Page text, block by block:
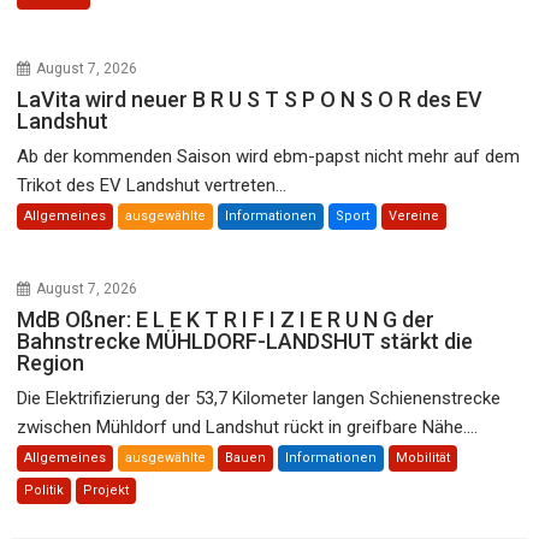
August 7, 2026
LaVita wird neuer B R U S T S P O N S O R des EV
Landshut
Ab der kommenden Saison wird ebm-papst nicht mehr auf dem
Trikot des EV Landshut vertreten...
Allgemeines ausgewählte Informationen Sport Vereine
August 7, 2026
MdB Oßner: E L E K T R I F I Z I E R U N G der
Bahnstrecke MÜHLDORF-LANDSHUT stärkt die
Region
Die Elektrifizierung der 53,7 Kilometer langen Schienenstrecke
zwischen Mühldorf und Landshut rückt in greifbare Nähe....
Allgemeines ausgewählte Bauen Informationen Mobilität
Politik Projekt